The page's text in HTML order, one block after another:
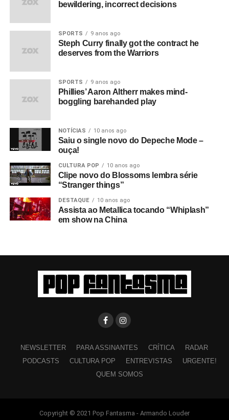
bewildering, incorrect decisions
SPORTS 9 anos ago
Steph Curry finally got the contract he
deserves from the Warriors
SPORTS 9 anos ago
Phillies’ Aaron Altherr makes mind-
boggling barehanded play
NOTÍCIAS 10 anos ago
Saiu o single novo do Depeche Mode –
ouça!
CULTURA POP 10 anos ago
Clipe novo do Blossoms lembra série
“Stranger things”
DESTAQUE 10 anos ago
Assista ao Metallica tocando “Whiplash”
em show na China
NEWSLETTER PARA ASSINANTES CRÍTICA
RADAR
PODCASTS
CULTURA POP ENTREVISTAS
URGENTE!
QUEM SOMOS
Copyright © 2021 Pop Fantasma - Armando Louder